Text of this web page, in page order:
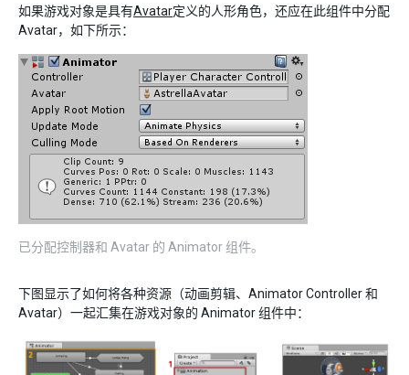
如果游戏对象是具有Avatar定义的人形角色，还应在此组件中分配
Avatar，如下所示：
已分配控制器和 Avatar 的 Animator 组件。
下图显示了如何将各种资源（动画剪辑、Animator Controller 和
Avatar）一起汇集在游戏对象的 Animator 组件中：